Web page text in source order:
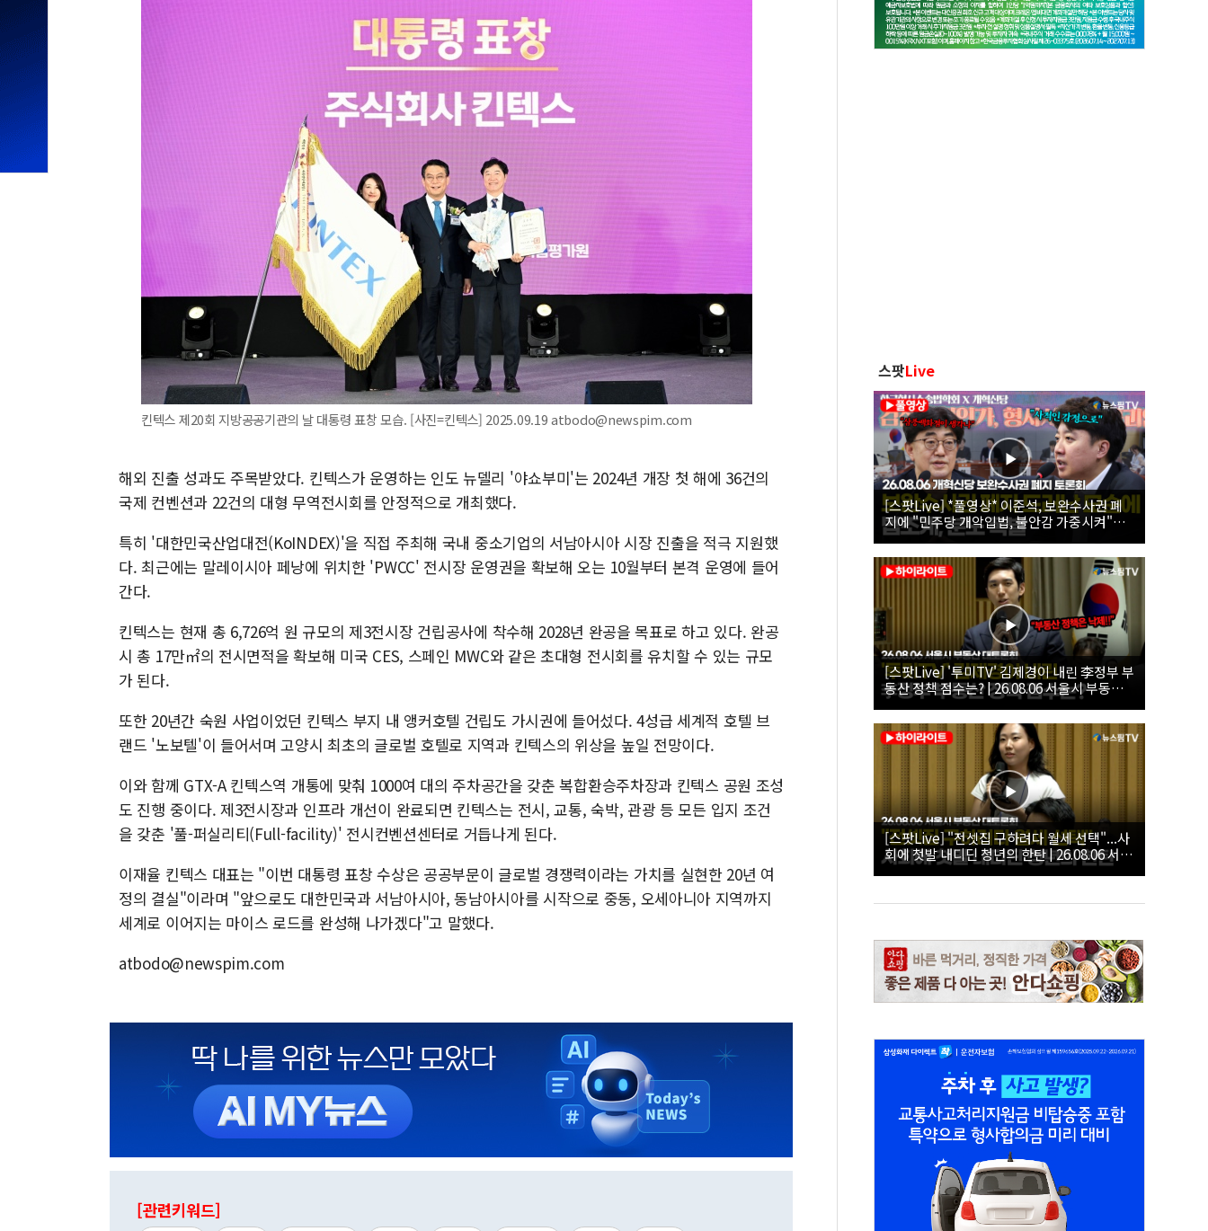
킨텍스 제20회 지방공공기관의 날 대통령 표창 모습. [사진=킨텍스] 2025.09.19 atbodo@newspim.com
해외 진출 성과도 주목받았다. 킨텍스가 운영하는 인도 뉴델리 '야쇼부미'는 2024년 개장 첫 해에 36건의
국제 컨벤션과 22건의 대형 무역전시회를 안정적으로 개최했다.
특히 '대한민국산업대전(KoINDEX)'을 직접 주최해 국내 중소기업의 서남아시아 시장 진출을 적극 지원했
다. 최근에는 말레이시아 페낭에 위치한 'PWCC' 전시장 운영권을 확보해 오는 10월부터 본격 운영에 들어
간다.
킨텍스는 현재 총 6,726억 원 규모의 제3전시장 건립공사에 착수해 2028년 완공을 목표로 하고 있다. 완공
시 총 17만㎡의 전시면적을 확보해 미국 CES, 스페인 MWC와 같은 초대형 전시회를 유치할 수 있는 규모
가 된다.
또한 20년간 숙원 사업이었던 킨텍스 부지 내 앵커호텔 건립도 가시권에 들어섰다. 4성급 세계적 호텔 브
랜드 '노보텔'이 들어서며 고양시 최초의 글로벌 호텔로 지역과 킨텍스의 위상을 높일 전망이다.
이와 함께 GTX-A 킨텍스역 개통에 맞춰 1000여 대의 주차공간을 갖춘 복합환승주차장과 킨텍스 공원 조성
도 진행 중이다. 제3전시장과 인프라 개선이 완료되면 킨텍스는 전시, 교통, 숙박, 관광 등 모든 입지 조건
을 갖춘 '풀-퍼실리티(Full-facility)' 전시컨벤션센터로 거듭나게 된다.
이재율 킨텍스 대표는 "이번 대통령 표창 수상은 공공부문이 글로벌 경쟁력이라는 가치를 실현한 20년 여
정의 결실"이라며 "앞으로도 대한민국과 서남아시아, 동남아시아를 시작으로 중동, 오세아니아 지역까지
세계로 이어지는 마이스 로드를 완성해 나가겠다"고 말했다.
atbodo@newspim.com
[관련키워드]
스팟Live
[스팟Live] *풀영상* 이준석, 보완수사권 폐
지에 "민주당 개악입법, 불안감 가중시켜"｜
26.08.06 개혁신당 보완수사권 폐지 토론회
[스팟Live] '투미TV' 김제경이 내린 李정부 부
동산 정책 점수는? | 26.08.06 서울시 부동산
대토론회
[스팟Live] "전셋집 구하려다 월세 선택"...사
회에 첫발 내디딘 청년의 한탄 | 26.08.06 서울
시 부동산 대토론회